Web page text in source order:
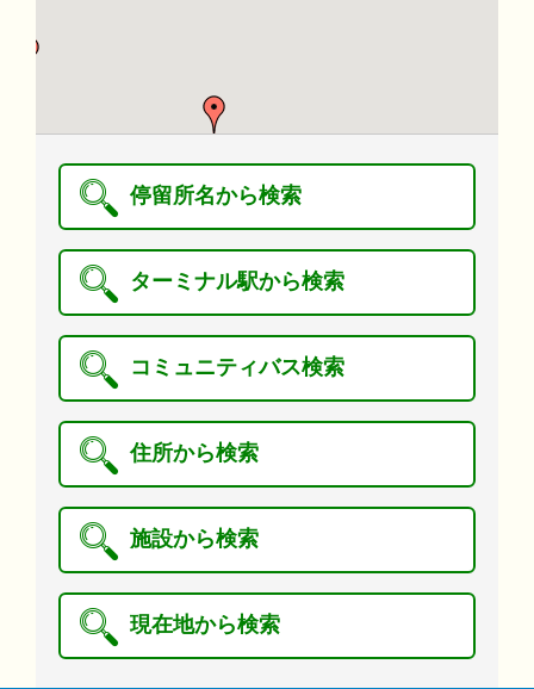
停留所名から検索
ターミナル駅から検索
コミュニティバス検索
住所から検索
施設から検索
現在地から検索